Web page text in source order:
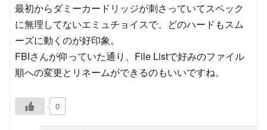
最初からダミーカードリッジが刺さっていてスペック
に無理してないエミュチョイスで、どのハードもスム
ーズに動くのが好印象。
FBIさんが仰っていた通り、File Listで好みのファイル
順への変更とリネームができるのもいいですね。
0